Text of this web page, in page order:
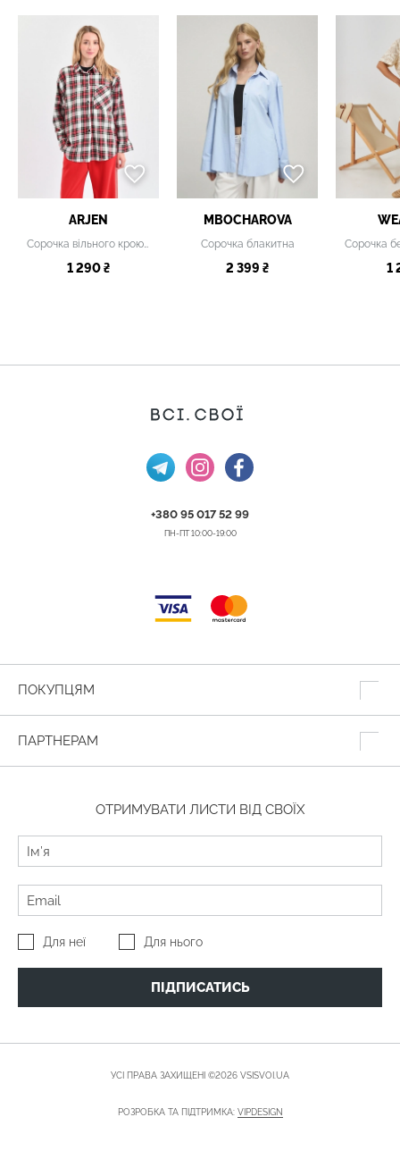
ARJEN
1 290 ₴
MBOCHAROVA
Сорочка блакитна
2 399 ₴ 1
+380 95 017 52 99
ПН-ПТ 10:00-19:00
ПОКУПЦЯМ
ПАРТНЕРАМ
ОТРИМУВАТИ ЛИСТИ ВІД СВОЇХ
Для неї Для нього
ПІДПИСАТИСЬ
УСІ ПРАВА ЗАХИЩЕНІ ©2026 VSISVOI.UA
РОЗРОБКА ТА ПІДТРИМКА: VIPDESIGN